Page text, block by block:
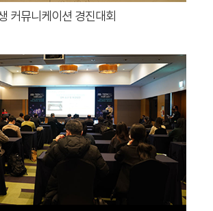
커뮤니케이션 경진대회